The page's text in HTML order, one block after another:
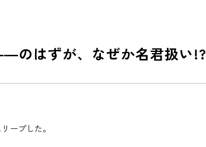
のはずが、なぜか名君扱い!?
ープした。